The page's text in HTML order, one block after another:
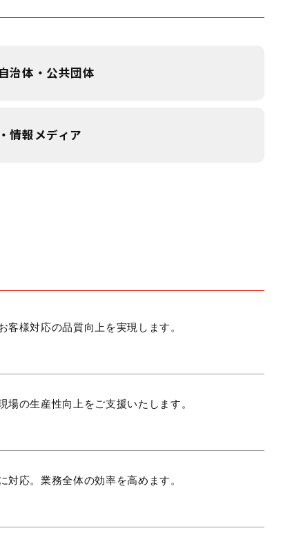
治体・公共団体
情報メディア
様対応の品質向上を実現します。
の生産性向上をご支援いたします。
応。業務全体の効率を高めます。